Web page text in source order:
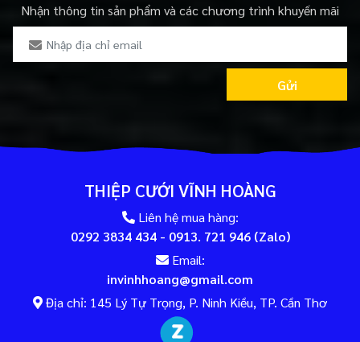
Nhận thông tin sản phẩm và các chương trình khuyến mãi
Gửi
THIỆP CƯỚI VĨNH HOÀNG
Liên hệ mua hàng:
0292 3834 434 - 0913. 721 946 (Zalo)
Email:
invinhhoang@gmail.com
Địa chỉ: 145 Lý Tự Trọng, P. Ninh Kiều, TP. Cần Thơ